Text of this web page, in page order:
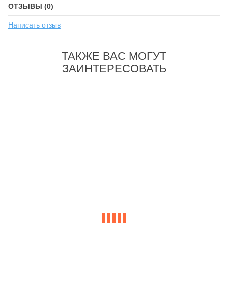
ОТЗЫВЫ (0)
Написать отзыв
ТАКЖЕ ВАС МОГУТ
ЗАИНТЕРЕСОВАТЬ